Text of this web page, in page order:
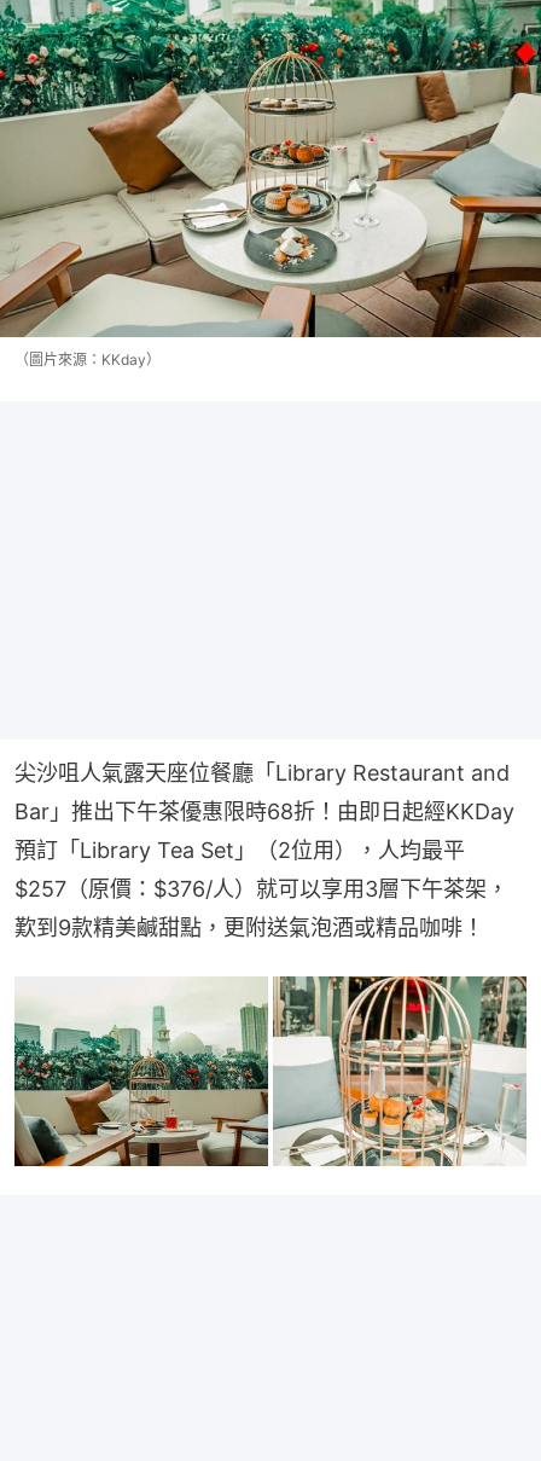
（圖片來源：KKday）
尖沙咀人氣露天座位餐廳「Library Restaurant and
Bar」推出下午茶優惠限時68折！由即日起經KKDay
預訂「Library Tea Set」（2位用），人均最平
$257（原價：$376/人）就可以享用3層下午茶架，
歎到9款精美鹹甜點，更附送氣泡酒或精品咖啡！